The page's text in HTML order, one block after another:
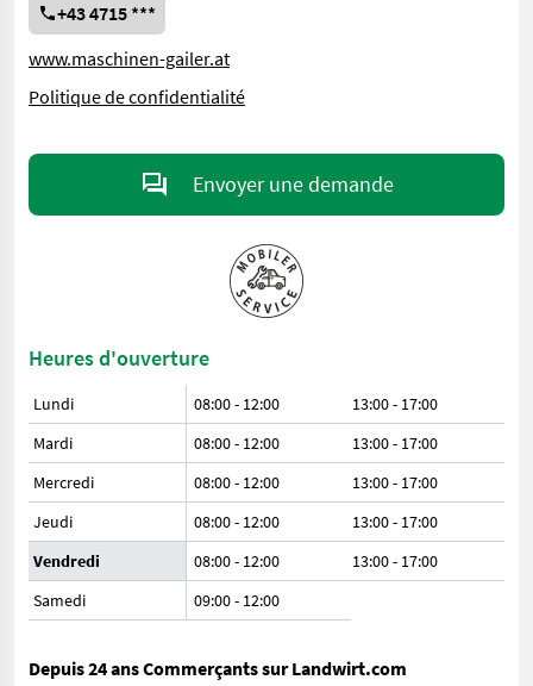
+43 4715 ***
www.maschinen-gailer.at
Politique de confidentialité
Envoyer une demande
Heures d'ouverture
Lundi 08:00 - 12:00
13:00 - 17:00
Mardi
08:00 - 12:00
13:00 - 17:00
Mercredi
08:00 - 12:00
13:00 - 17:00
Jeudi
08:00 - 12:00
13:00 - 17:00
Vendredi
08:00 - 12:00
13:00 - 17:00
Samedi
09:00- 12:00
Depuis 24 ans Commerçants sur Landwirt.com